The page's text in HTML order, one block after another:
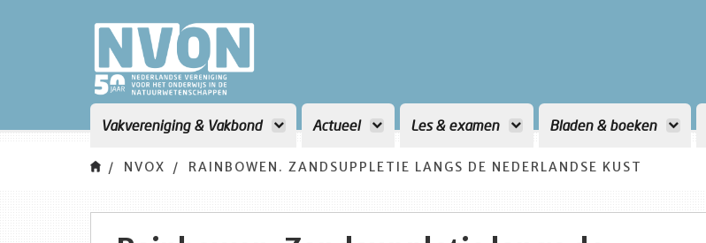
Vakvereniging & Vakbond Actueel Les & examen Bladen & boeken
NVOX RAINBOWEN. ZANDSUPPLETIE LANGS DE NEDERLANDSE KUST